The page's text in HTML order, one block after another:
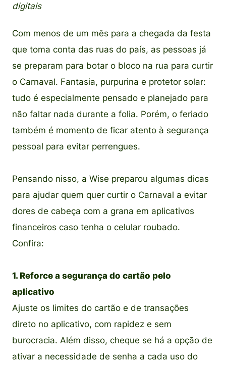
digitais
Com menos de um mês para a chegada da festa
que toma conta das ruas do país, as pessoas já
se preparam para botar o bloco na rua para curtir
o Carnaval. Fantasia, purpurina e protetor solar:
tudo é especialmente pensado e planejado para
não faltar nada durante a folia. Porém, o feriado
também é momento de ficar atento à segurança
pessoal para evitar perrengues.
Pensando nisso, a Wise preparou algumas dicas
para ajudar quem quer curtir o Carnaval a evitar
dores de cabeça com a grana em aplicativos
financeiros caso tenha o celular roubado.
Confira:
1. Reforce a segurança do cartão pelo
aplicativo
Ajuste os limites do cartão e de transações
direto no aplicativo, com rapidez e sem
burocracia. Além disso, cheque se há a opção de
ativar a necessidade de senha a cada uso do